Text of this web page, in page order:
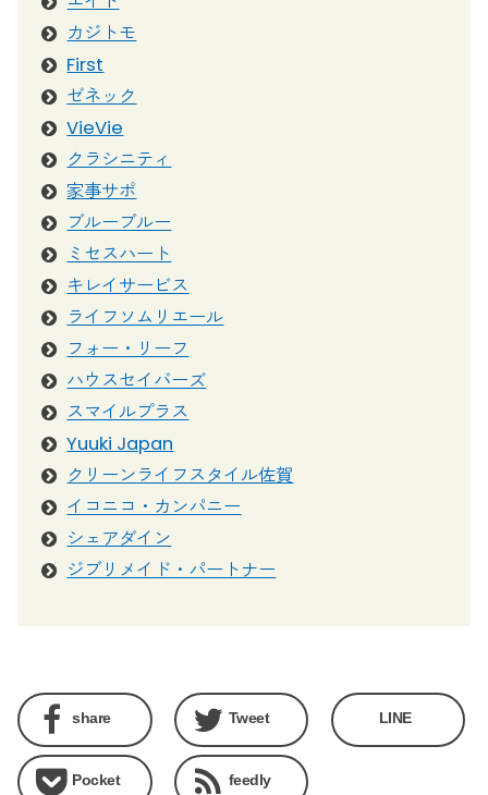
カジトモ
First
ゼネック
VieVie
クラシニティ
家事サポ
ブルーブルー
ミセスハート
キレイサービス
ライフソムリエール
フォー・リーフ
ハウスセイバーズ
スマイルプラス
Yuuki Japan
クリーンライフスタイル佐賀
イコニコ・カンパニー
シェアダイン
ジブリメイド・パートナー
share Tweet LINE
Pocket feedly